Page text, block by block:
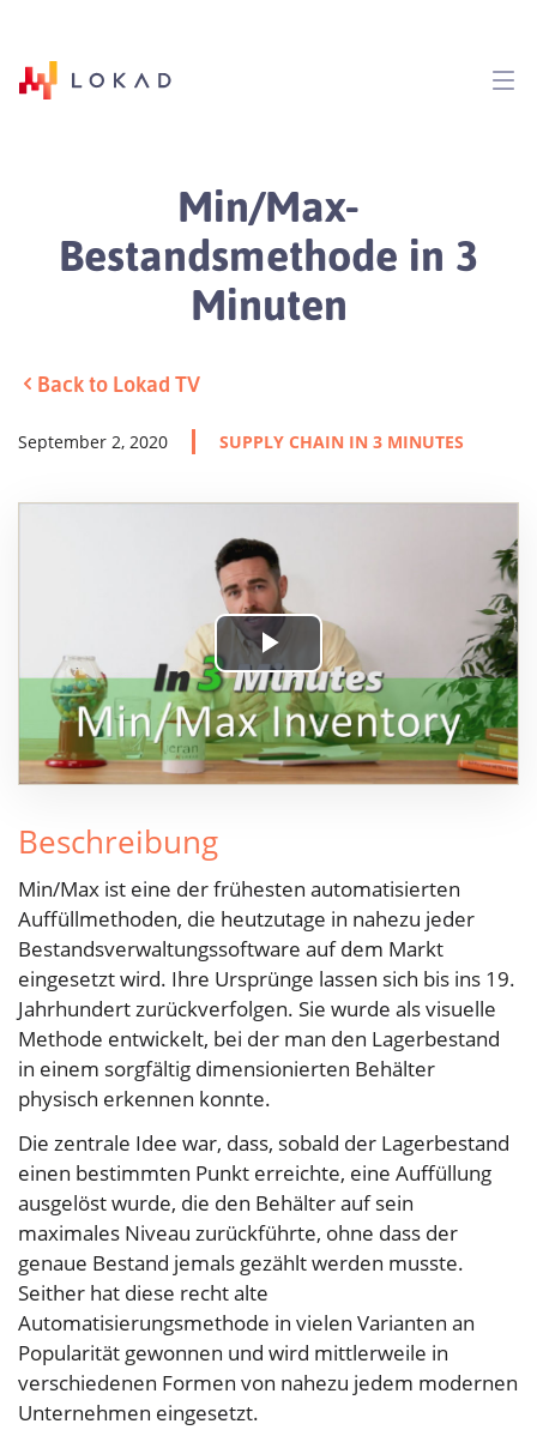
Min/Max-
Bestandsmethode in 3
Minuten
Back to Lokad TV
September 2, 2020 SUPPLY CHAIN IN 3 MINUTES
Play
Video
Beschreibung
Min/Max ist eine der frühesten automatisierten
Auffüllmethoden, die heutzutage in nahezu jeder
Bestandsverwaltungssoftware auf dem Markt
eingesetzt wird. Ihre Ursprünge lassen sich bis ins 19.
Jahrhundert zurückverfolgen. Sie wurde als visuelle
Methode entwickelt, bei der man den Lagerbestand
in einem sorgfältig dimensionierten Behälter
physisch erkennen konnte.
Die zentrale Idee war, dass, sobald der Lagerbestand
einen bestimmten Punkt erreichte, eine Auffüllung
ausgelöst wurde, die den Behälter auf sein
maximales Niveau zurückführte, ohne dass der
genaue Bestand jemals gezählt werden musste.
Seither hat diese recht alte
Automatisierungsmethode in vielen Varianten an
Popularität gewonnen und wird mittlerweile in
verschiedenen Formen von nahezu jedem modernen
Unternehmen eingesetzt.